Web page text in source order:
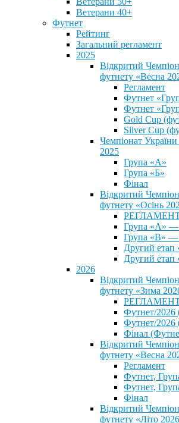
Ветерани 40+
Футнет
Рейтинг
Загальний регламент
2025
Відкритий
футнету «Весна
Регламент
Футнет
Футнет
Gold Cup
Silver Cup
Чемпіонат
2025
Група «А»
Група «Б»
Фінал
Відкритий
футнету «Осінь
Група «А» —
Група «В» —
Другий етап
Другий етап
2026
Відкритий
футнету «Зима
Футнет/2026
Футнет/2026
Фінал
Відкритий
футнету «Весна
Регламент
Футнет,
Футнет,
Фінал
Відкритий
футнету «Літо